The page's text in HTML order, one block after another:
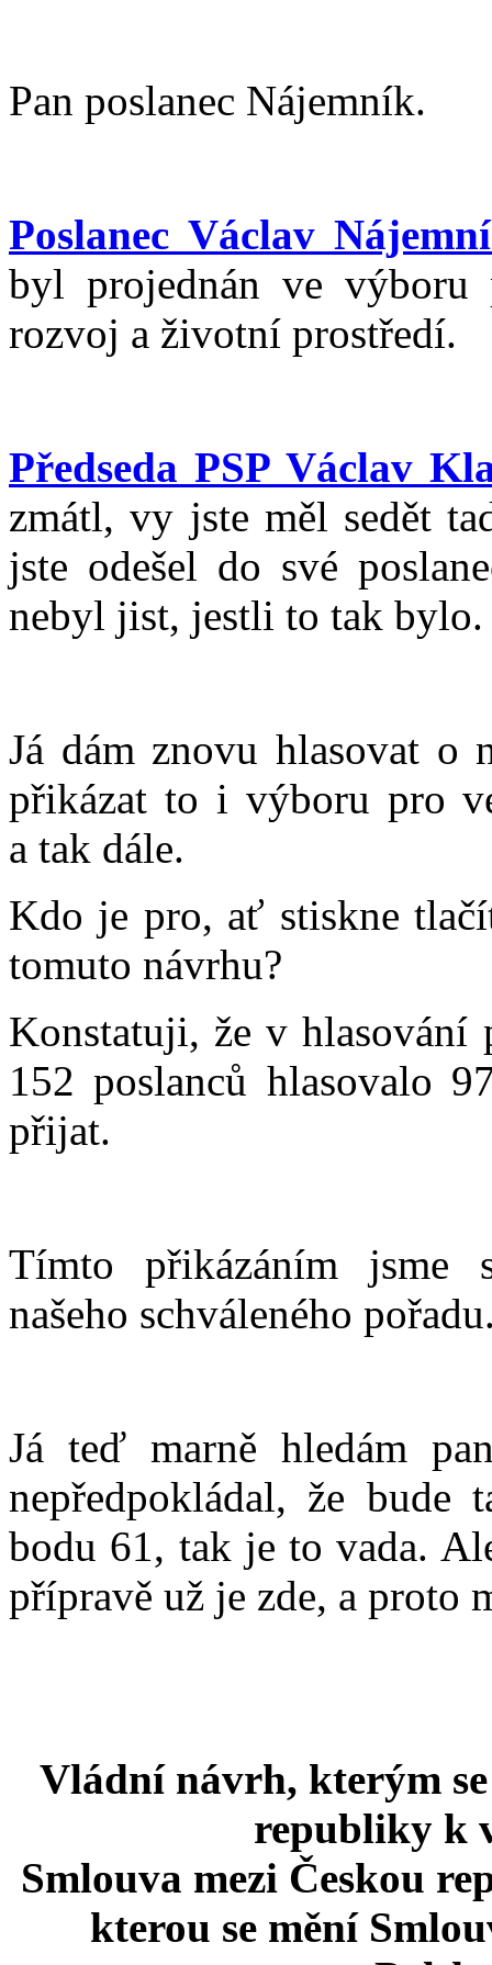
Pan poslanec Nájemník.
Poslanec Václav
byl projednán ve výboru
rozvoj a životní prostředí.
Předseda PSP Václav
zmátl, vy jste měl sedět
jste odešel do své
nebyl jist, jestli to tak bylo.
Já dám znovu hlasovat o
přikázat to i výboru pro
a tak dále.
Kdo je pro, ať stiskne
tomuto návrhu?
Konstatuji, že v hlasování
152 poslanců hlasovalo
přijat.
Tímto přikázáním jsme
našeho schváleného
Já teď marně hledám
nepředpokládal, že bude
bodu 61, tak je to vada.
přípravě už je zde, a proto
Vládní návrh, kterým
republiky k
Smlouva mezi Českou
kterou se mění